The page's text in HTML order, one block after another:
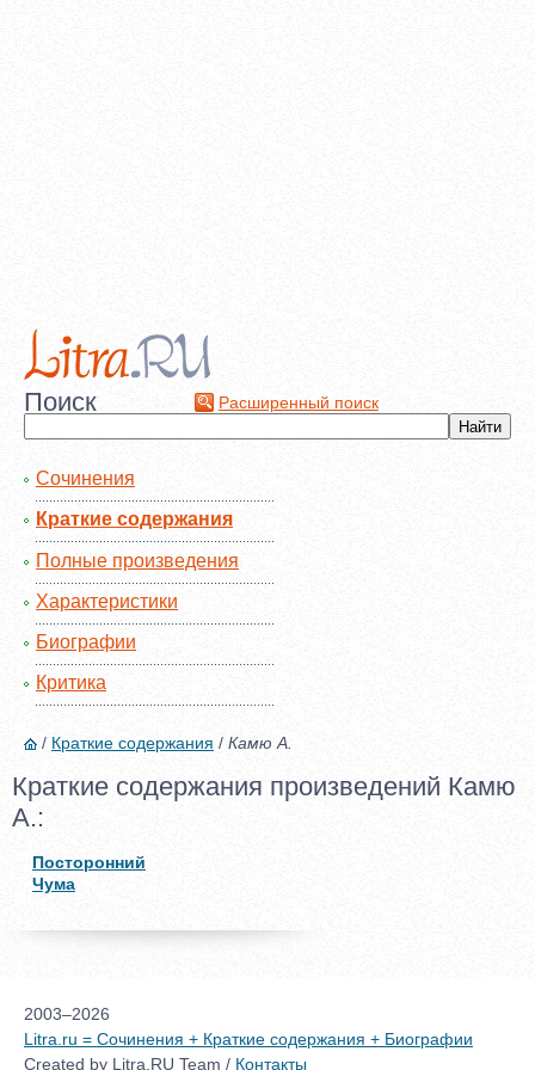
Поиск Расширенный поиск
Сочинения
Краткие содержания
Полные произведения
Характеристики
Биографии
Критика
/ Краткие содержания / Камю А.
Краткие содержания произведений Камю
А.:
Посторонний
Чума
2003–2026
Litra.ru = Сочинения + Краткие содержания + Биографии
Created by Litra.RU Team / Контакты